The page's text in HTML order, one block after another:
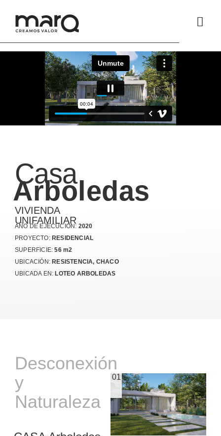
Casa
Arboledas
VIVIENDA
UNIFAMILIAR
AÑO DE EJECUCIÓN: 2020
PROYECTO: RESIDENCIAL
SUPERFICIE:56 m2
UBICACIÓN: RESISTENCIA, CHACO
UBICADA EN: LOTEO ARBOLEDAS
Desconexión
y
Naturaleza
01